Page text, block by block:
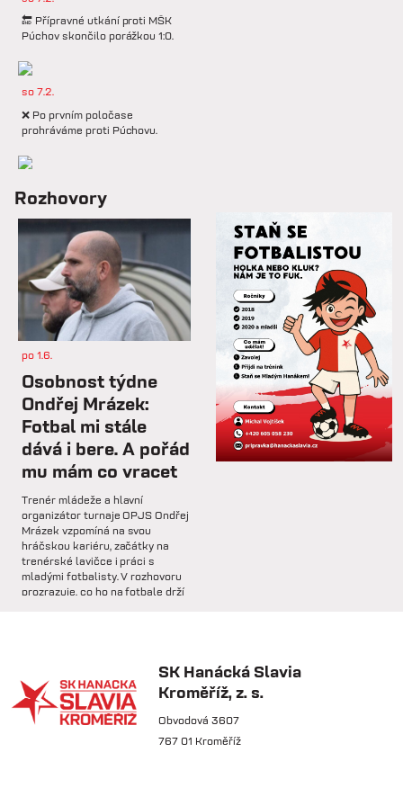
🔚 Přípravné utkání proti MŠK
Púchov skončilo porážkou 1:0.
so 7.2.
❌ Po prvním poločase
prohráváme proti Púchovu.
📋 Proti Púchovu nastoupíme v
této základní sestavě.
so 7.2.
⚽️ DNES HRAJÍ HANÁCI 🔴⚪️V
dalším přípravném utkání...
st 4.2.
Hlavní trenér Lukáš Kříž v
rozhovoru hodnotí dosavadní
průběh zimní...
so 31.1.
🅱️ Prohra proti rezervě Gorniku
Zabrze.
so 31.1.
🅱️ DNES HRAJÍ HANÁCI 🔴⚪️Dnes
🏆 VÍTĚZOVÉ ZIMNÍ TIPSPORT
LIGY! 🏆SK Hanácká Slavia
Kroměříž...
Rozhovory
po 1.6.
Osobnost týdne
Ondřej Mrázek:
Fotbal mi stále
dává i bere. A pořád
mu mám co vracet
Trenér mládeže a hlavní
organizátor turnaje OPJS Ondřej
Mrázek vzpomíná na svou
hráčskou kariéru, začátky na
trenérské lavičce i práci s
mladými fotbalisty. V rozhovoru
prozrazuje, co ho na fotbale drží
SK Hanácká Slavia
Kroměříž, z. s.
Obvodová 3607
767 01 Kroměříž